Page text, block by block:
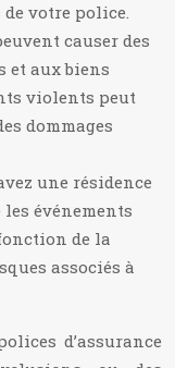
votre police.
causer des
et aux biens
violents peut
dommages
une résidence
événements
de la
associés à
d’assurance